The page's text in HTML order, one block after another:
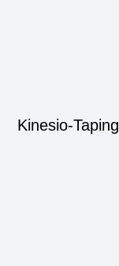
Kinesio-Taping